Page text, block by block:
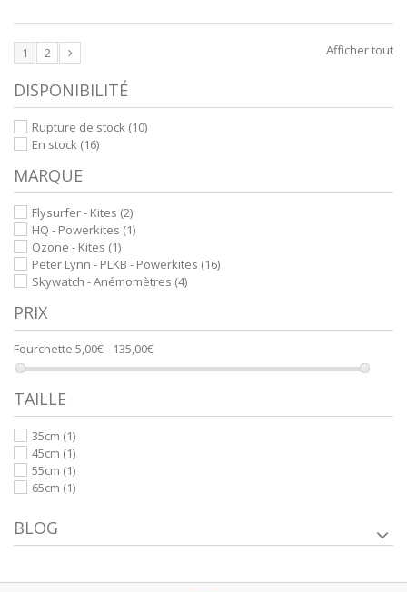
Afficher tout
1 2
DISPONIBILITÉ
Rupture de stock (10)
En stock (16)
MARQUE
Flysurfer - Kites (2)
HQ - Powerkites (1)
Ozone - Kites (1)
Peter Lynn - PLKB - Powerkites (16)
Skywatch - Anémomètres (4)
PRIX
Fourchette 5,00€ - 135,00€
TAILLE
35cm (1)
45cm (1)
55cm (1)
65cm (1)
BLOG